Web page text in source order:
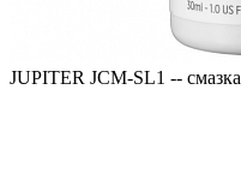
JUPITER JCM-SL1 --